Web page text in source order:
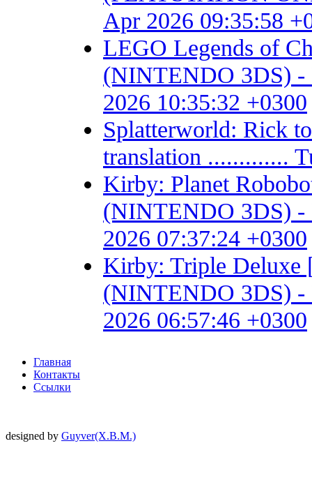
Apr 2026 09:35:58
LEGO Legends of
(NINTENDO 3DS) -
2026 10:35:32 +0300
Splatterworld: Rick
translation .............
Kirby: Planet
(NINTENDO 3DS) -
2026 07:37:24 +0300
Kirby: Triple
(NINTENDO 3DS) -
2026 06:57:46 +0300
Главная
Контакты
Ссылки
designed by Guyver(X.B.M.)